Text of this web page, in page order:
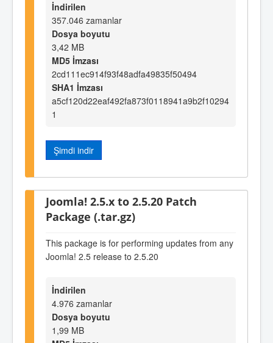
İndirilen
357.046 zamanlar
Dosya boyutu
3,42 MB
MD5 İmzası
2cd111ec914f93f48adfa49835f50494
SHA1 İmzası
a5cf120d22eaf492fa873f0118941a9b2f10294
1
Şimdi indir
Joomla! 2.5.x to 2.5.20 Patch
Package (.tar.gz)
This package is for performing updates from any
Joomla! 2.5 release to 2.5.20
İndirilen
4.976 zamanlar
Dosya boyutu
1,99 MB